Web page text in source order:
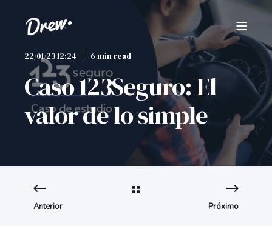
22/01/23 12:24 6 min read
Caso 123Seguro: El
valor de lo simple
Anterior Próximo